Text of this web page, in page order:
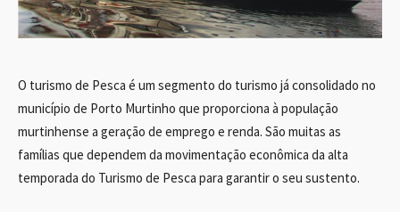
O turismo de Pesca é um segmento do turismo já consolidado no
município de Porto Murtinho que proporciona à população
murtinhense a geração de emprego e renda. São muitas as
famílias que dependem da movimentação econômica da alta
temporada do Turismo de Pesca para garantir o seu sustento.